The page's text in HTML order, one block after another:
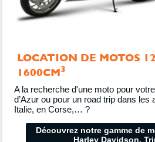
LOCATION DE MOTOS
1600CM3
A la recherche d'une moto pour
d’Azur ou pour un road trip dans les
Italie, en Corse,… ?
Découvrez notre gamme de
Harley Davidson,